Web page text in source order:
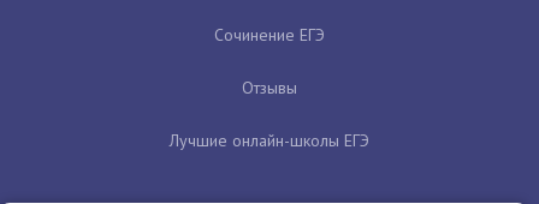
Сочинение ЕГЭ
Отзывы
Лучшие онлайн-школы ЕГЭ